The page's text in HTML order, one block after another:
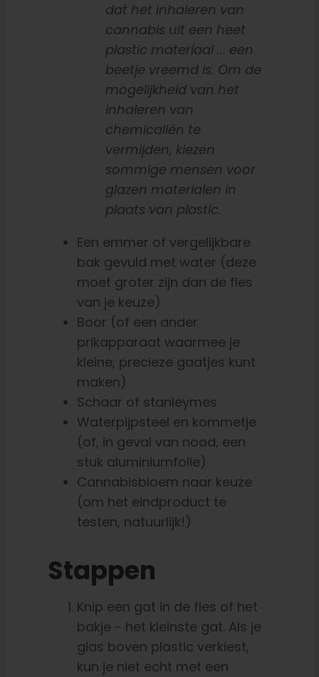
dat het inhaleren van
cannabis uit een heet
plastic materiaal ... een
beetje vreemd is. Om de
mogelijkheid van het
inhaleren van
chemicaliën te
vermijden, kiezen
sommige mensen voor
glazen materialen in
plaats van plastic.
Een emmer of vergelijkbare
bak gevuld met water (deze
moet groter zijn dan de fles
van je keuze)
Boor (of een ander
prikapparaat waarmee je
kleine, precieze gaatjes kunt
maken)
Schaar of stanleymes
Waterpijpsteel en kommetje
(of, in geval van nood, een
stuk aluminiumfolie)
Cannabisbloem naar keuze
(om het eindproduct te
testen, natuurlijk!)
Stappen
Knip een gat in de fles of het
bakje - het kleinste gat. Als je
glas boven plastic verkiest,
kun je niet echt met een